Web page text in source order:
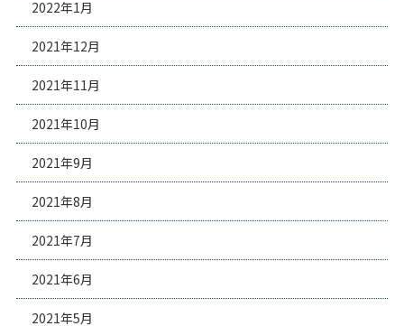
2022年1月
2021年12月
2021年11月
2021年10月
2021年9月
2021年8月
2021年7月
2021年6月
2021年5月